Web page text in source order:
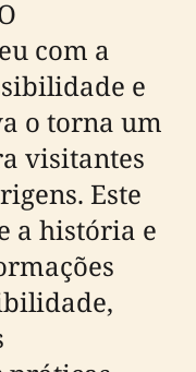
com a
e
o torna um
visitantes
Este
a história e